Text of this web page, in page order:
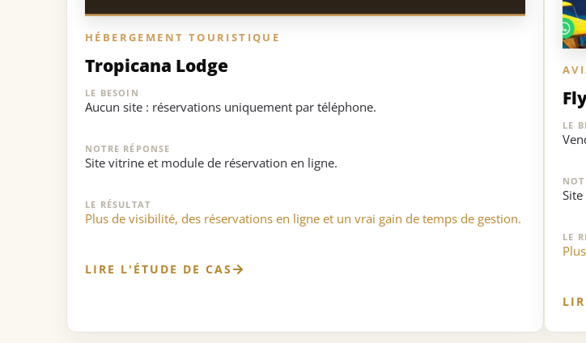
HÉBERGEMENT TOURISTIQUE
Tropicana Lodge
LE BESOIN
Aucun site : réservations uniquement par téléphone.
NOTRE RÉPONSE
Site vitrine et module de réservation en ligne.
LE RÉSULTAT
Plus de visibilité, des réservations en ligne et un vrai gain de temps de gestion.
LIRE L'ÉTUDE DE CAS
LE
LE